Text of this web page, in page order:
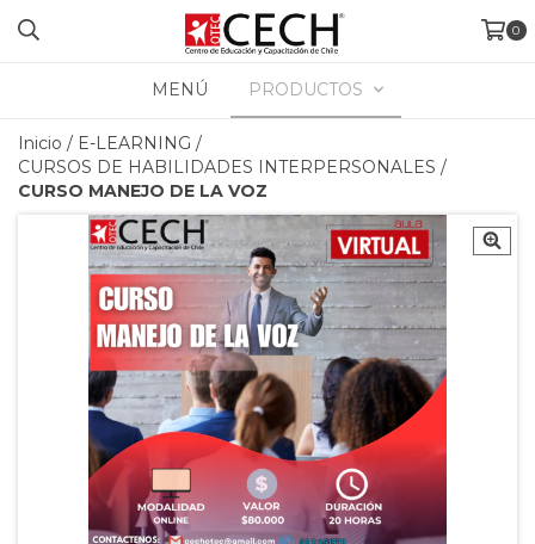
0
MENÚ PRODUCTOS
Inicio / E-LEARNING /
CURSOS DE HABILIDADES INTERPERSONALES /
CURSO MANEJO DE LA VOZ